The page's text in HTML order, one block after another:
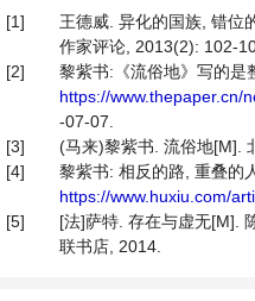
[1]
王德威. 异化的国族, 错
作家评论, 2013(2): 102-
[2]
黎紫书:《流俗地》写的是
https://www.thepaper.cn/
-07-07.
[3]
(马来)黎紫书. 流俗地[M].
[4]
黎紫书: 相反的路, 重叠的
https://www.huxiu.com/
[5]
[法]萨特. 存在与虚无[M].
联书店, 2014.